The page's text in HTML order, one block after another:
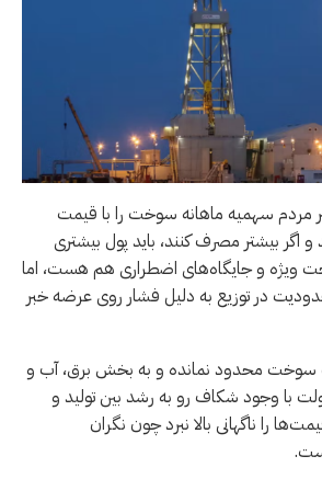
مردم سهمیه ماهانه سوخت را با قیمت
و اگر بیشتر مصرف کنند، باید پول بیشتری
ویژه و جایگاه‌های اضطراری هم هست، اما
در توزیع به دلیل فشار روی عرضه خبر
سوخت محدود نمانده و به بخش برق، آب و
با وجود شکاف رو به رشد بین تولید و
را ناگهانی بالا نبرد چون نگران